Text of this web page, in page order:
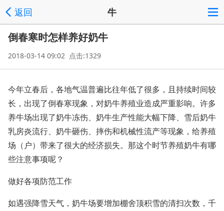
返回 牛
倒春寒时怎样养好奶牛
2018-03-14 09:02 点击:1329
今年立春后，各地气温普遍比往年低了很多，且持续时间较
长，出现了倒春寒现象，对奶牛养殖业造成严重影响。许多
养牛场出现了奶牛冻伤、奶牛生产性能大幅下降、雪后奶牛
乳房炎流行、奶牛砸伤、摔伤和机械性流产等现象，给养殖
场（户）带来了很大的经济损失。那这个时节养殖奶牛有哪
些注意事项呢？
做好各项防范工作
如遇强降雪天气，奶牛场要增加棚舍顶积雪的清扫次数，千